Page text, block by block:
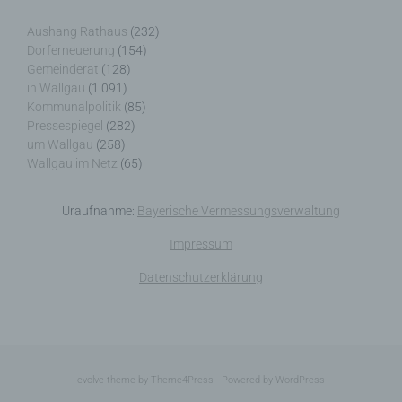
Aushang Rathaus (232)
Dorferneuerung (154)
Gemeinderat (128)
in Wallgau (1.091)
Kommunalpolitik (85)
Pressespiegel (282)
um Wallgau (258)
Wallgau im Netz (65)
Uraufnahme: Bayerische Vermessungsverwaltung
Impressum
Datenschutzerklärung
evolve theme by Theme4Press - Powered by WordPress
j) Dritter
Dritter ist eine natürliche oder juristische Person,
Behörde, Einrichtung oder andere Stelle außer der
betroffenen Person, dem Verantwortlichen, dem
Verantwortlichen oder des Auftragsverarbeiters
Einwilligung ist jede von der betroffenen Person